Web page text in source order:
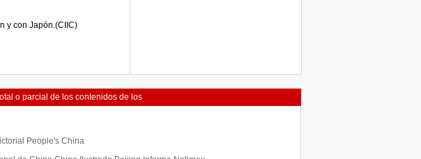
y con Japón.(CIIC)
o parcial de los contenidos de los
People's China